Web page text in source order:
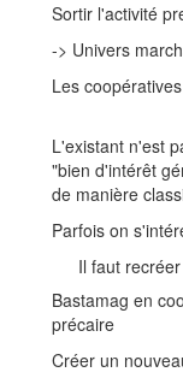
Sortir l'activité
-> Univers
Les
L'existant n'est
"bien d'intérêt
de manière
Parfois on
Il faut
Bastamag en
précaire
Créer un